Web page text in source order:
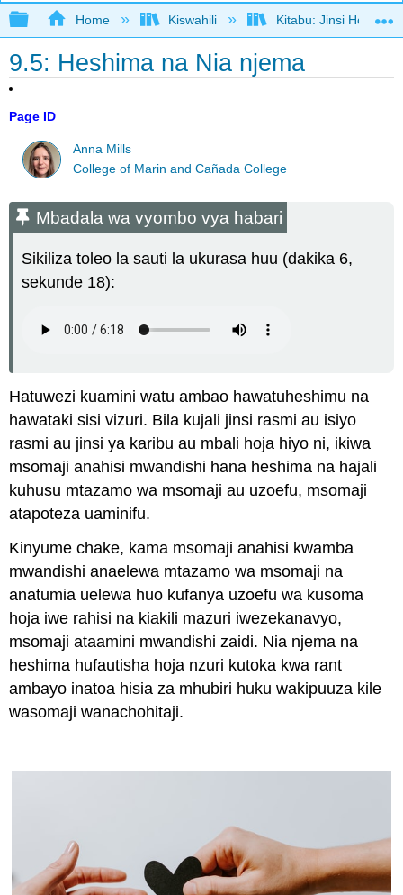
Expand/collapse global hierarchy
Home Kiswahili Kitabu: Jinsi Hoja
9.5: Heshima na Nia njema
Page ID
Anna Mills
College of Marin and Cañada College
Mbadala wa vyombo vya habari
Sikiliza toleo la sauti la ukurasa huu (dakika 6,
sekunde 18):
Hatuwezi kuamini watu ambao hawatuheshimu na
hawataki sisi vizuri. Bila kujali jinsi rasmi au isiyo
rasmi au jinsi ya karibu au mbali hoja hiyo ni, ikiwa
msomaji anahisi mwandishi hana heshima na hajali
kuhusu mtazamo wa msomaji au uzoefu, msomaji
atapoteza uaminifu.
Kinyume chake, kama msomaji anahisi kwamba
mwandishi anaelewa mtazamo wa msomaji na
anatumia uelewa huo kufanya uzoefu wa kusoma
hoja iwe rahisi na kiakili mazuri iwezekanavyo,
msomaji ataamini mwandishi zaidi. Nia njema na
heshima hufautisha hoja nzuri kutoka kwa rant
ambayo inatoa hisia za mhubiri huku wakipuuza kile
wasomaji wanachohitaji.